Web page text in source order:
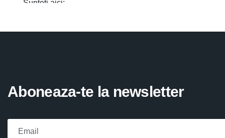
Aboneaza-te la newsletter